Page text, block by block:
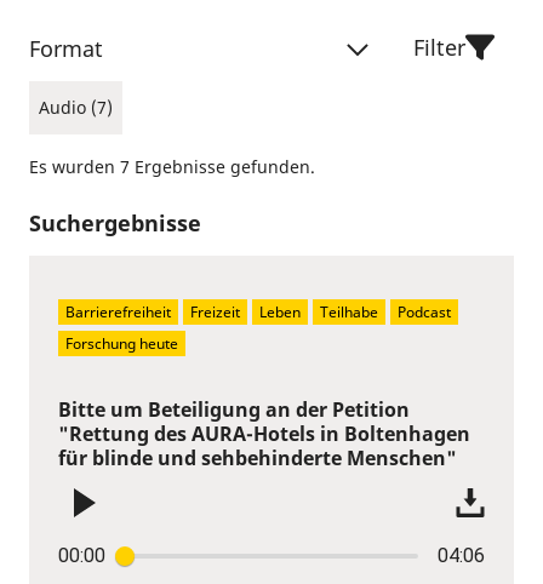
Format
Audio (7)
Filter
Es wurden 7 Ergebnisse gefunden.
Suchergebnisse
Bitte um Beteiligung an der Petition
"Rettung des AURA-Hotels in Boltenhagen
für blinde und sehbehinderte Menschen"
00:00 04:06
Barrierefreiheit Freizeit Leben Teilhabe
Podcast
Forschung heute